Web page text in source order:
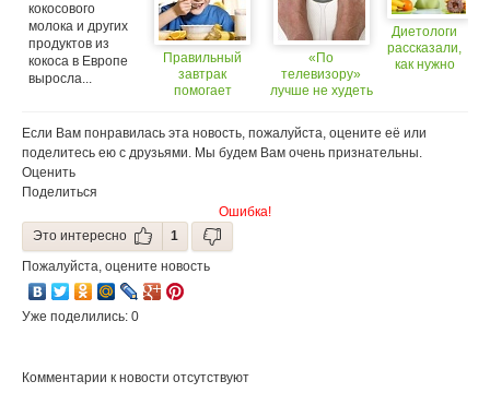
кокосового
молока и других
продуктов из
кокоса в Европе
выросла...
Правильный
завтрак
помогает
«По
телевизору»
лучше не худеть
Диетологи
рассказали,
как нужно
Если Вам понравилась эта новость, пожалуйста, оцените её или
поделитесь ею с друзьями. Мы будем Вам очень признательны.
Оценить
Поделиться
Ошибка!
Это интересно
1
Пожалуйста, оцените новость
Уже поделились: 0
Комментарии к новости отсутствуют